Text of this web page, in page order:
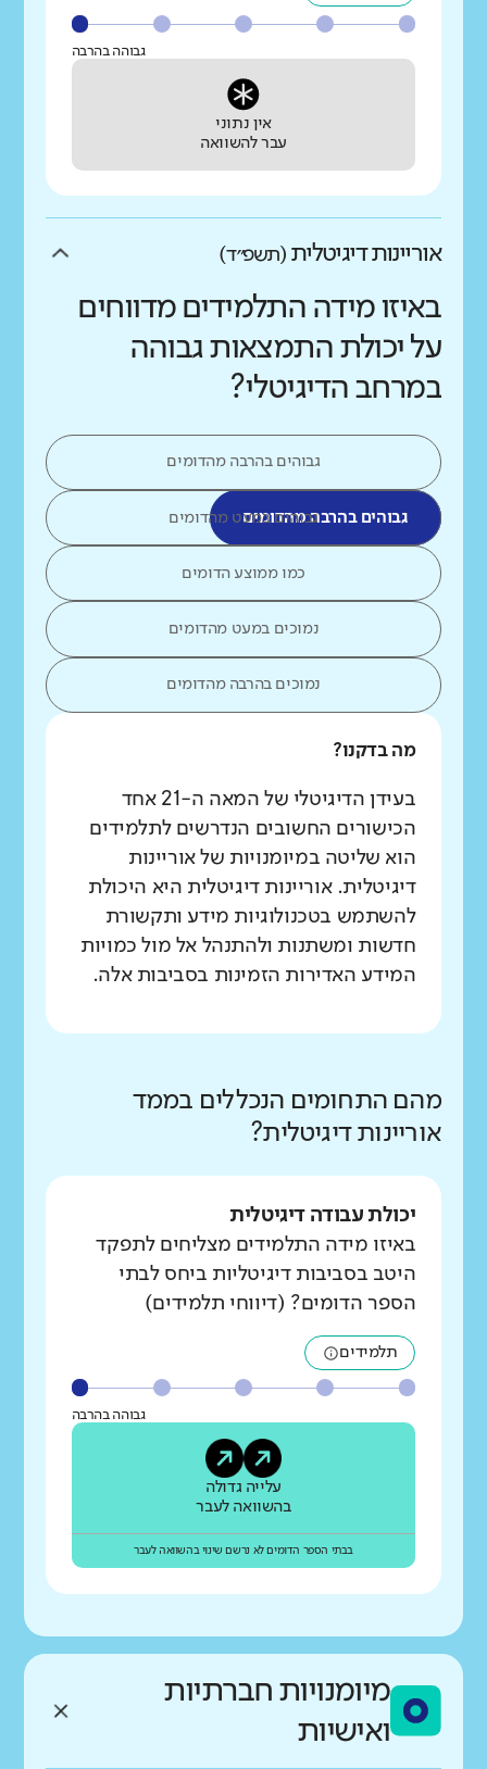
גבוהה בהרבה
אין נתוני
עבר להשוואה
אוריינות דיגיטלית (תשפ״ד)
באיזו מידה התלמידים מדווחים
על יכולת התמצאות גבוהה
במרחב הדיגיטלי?
גבוהים בהרבה מהדומים
גבוהים בהרבה מהדומיםגבוהים במעט מהדומים
כמו ממוצע הדומים
נמוכים במעט מהדומים
נמוכים בהרבה מהדומים
מה בדקנו?
בעידן הדיגיטלי של המאה ה-21 אחד
הכישורים החשובים הנדרשים לתלמידים
הוא שליטה במיומנויות של אוריינות
דיגיטלית. אוריינות דיגיטלית היא היכולת
להשתמש בטכנולוגיות מידע ותקשורת
חדשות ומשתנות ולהתנהל אל מול כמויות
המידע האדירות הזמינות בסביבות אלה.
מהם התחומים הנכללים בממד
אוריינות דיגיטלית?
יכולת עבודה דיגיטלית
באיזו מידה התלמידים מצליחים לתפקד
היטב בסביבות דיגיטליות ביחס לבתי
הספר הדומים? (דיווחי תלמידים)
תלמידים
גבוהה בהרבה
עלייה גדולה
בהשוואה לעבר
בבתי הספר הדומים לא נרשם שינוי בהשוואה לעבר
מיומנויות חברתיות
ואישיות